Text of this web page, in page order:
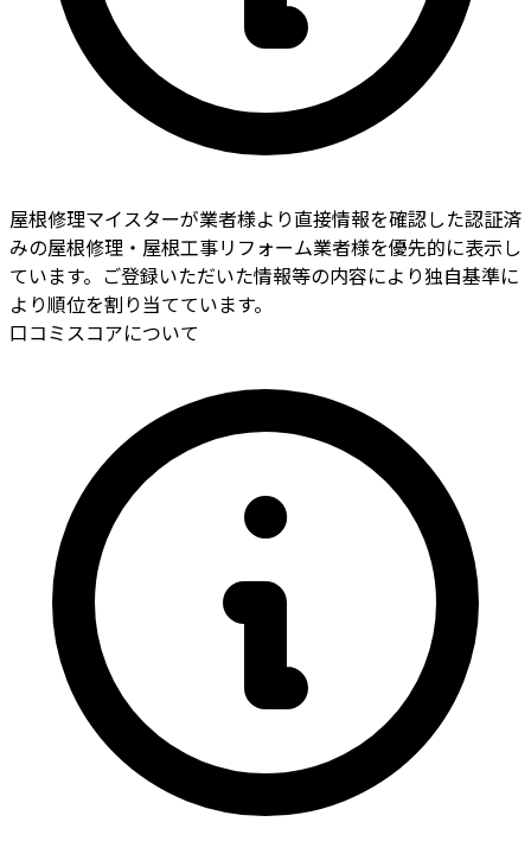
屋根修理マイスターが業者様より直接情報を確認した認証済
みの屋根修理・屋根工事リフォーム業者様を優先的に表示し
ています。ご登録いただいた情報等の内容により独自基準に
より順位を割り当てています。
口コミスコアについて